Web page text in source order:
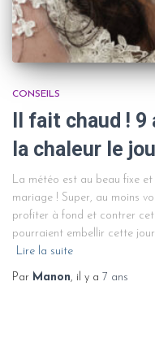
CONSEILS
Il fait chaud !
la chaleur le
La météo est au beau fixe
mariage ! Super, au moins
profiter à fond et contrer
pourraient embellir cette
Lire la suite
Par Manon, il y a 7 ans